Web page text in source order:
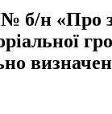
б/н «Про